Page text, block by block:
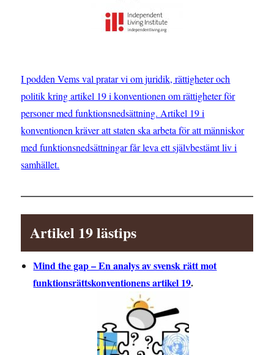
I podden Vems val pratar vi om juridik, rättigheter och
politik kring artikel 19 i konventionen om rättigheter för
personer med funktionsnedsättning. Artikel 19 i
konventionen kräver att staten ska arbeta för att människor
med funktionsnedsättningar får leva ett självbestämt liv i
samhället.
Artikel 19 lästips
Mind the gap – En analys av svensk rätt mot
funktionsrättskonventionens artikel 19.